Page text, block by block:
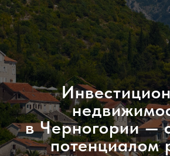
в Черногории —
потенциалом